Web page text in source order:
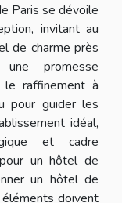
Paris se dévoile
invitant au
de charme près
promesse
le raffinement à
pour guider les
idéal,
et cadre
un hôtel de
un hôtel de
doivent